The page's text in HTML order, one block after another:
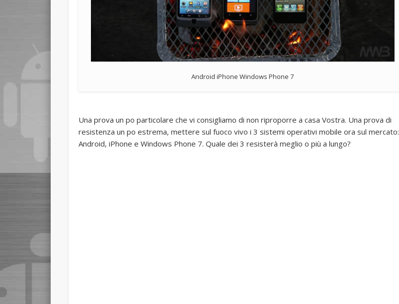
Android iPhone Windows Phone 7
Una prova un po particolare che vi consigliamo di non riproporre a casa Vostra. Una prova di
resistenza un po estrema, mettere sul fuoco vivo i 3 sistemi operativi mobile ora sul mercato:
Android, iPhone e Windows Phone 7. Quale dei 3 resisterà meglio o più a lungo?